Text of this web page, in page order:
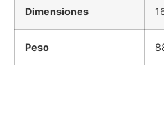
Dimensiones
Peso